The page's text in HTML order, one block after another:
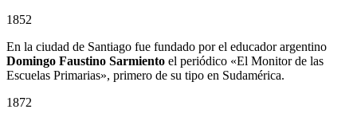
1852
En la ciudad de Santiago fue fundado por el educador argentino
Domingo Faustino Sarmiento el periódico «El Monitor de las
Escuelas Primarias», primero de su tipo en Sudamérica.
1872